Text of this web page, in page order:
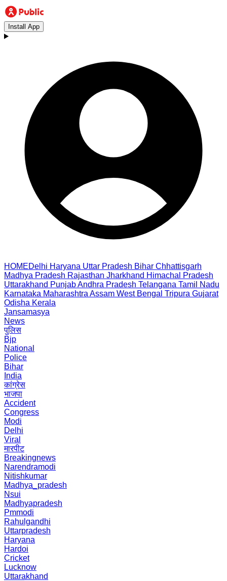
Install App
HOMEDelhi Haryana Uttar Pradesh Bihar Chhattisgarh
Madhya Pradesh Rajasthan Jharkhand Himachal Pradesh
Uttarakhand PunjabAndhra Pradesh Telangana Tamil Nadu
Karnataka Maharashtra Assam West Bengal Tripura Gujarat
Odisha Kerala
Jansamasya
News
पुलिस
Bjp
National
Police
Bihar
India
कांग्रेस
भाजपा
Accident
Congress
Modi
Delhi
Viral
मारपीट
Breakingnews
Narendramodi
Nitishkumar
Madhya_pradesh
Nsui
Madhyapradesh
Pmmodi
Rahulgandhi
Uttarpradesh
Haryana
Hardoi
Cricket
Lucknow
Uttarakhand